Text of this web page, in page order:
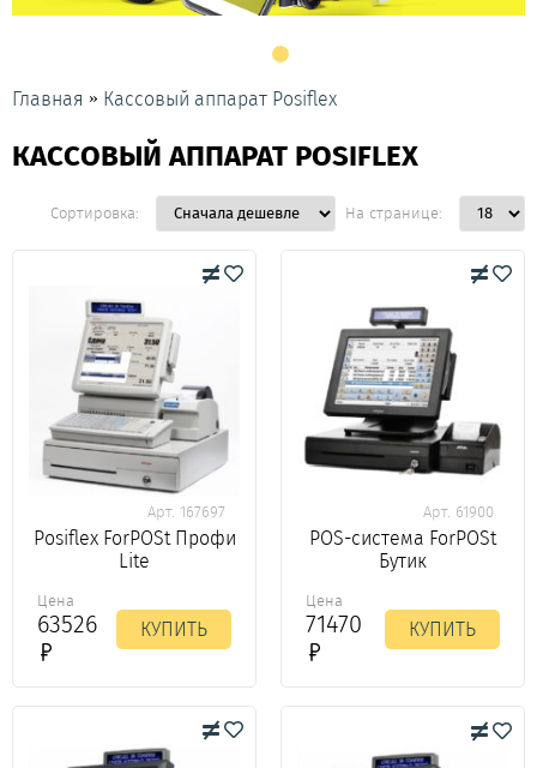
Главная » Кассовый аппарат Posiflex
КАССОВЫЙ АППАРАТ POSIFLEX
Сортировка: На странице:
Арт. 167697
Posiflex ForPOSt Профи
Lite
Цена
63526 КУПИТЬ
Арт. 61900
POS-система ForPOSt
Бутик
Цена
71470 КУПИТЬ